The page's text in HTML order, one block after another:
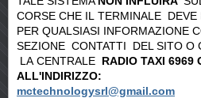
CORSE CHE IL TERMINALE DEVE
PER QUALSIASI INFORMAZIONE
SEZIONE CONTATTI DEL SITO O
LA CENTRALE RADIO TAXI 6969
ALL'INDIRIZZO:
mctechnologysrl@gmail.com